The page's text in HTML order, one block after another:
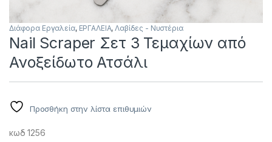
Διάφορα Εργαλεία, ΕΡΓΑΛΕΙΑ,Λαβίδες - Νυστέρια
Nail Scraper Σετ 3 Τεμαχίων από
Ανοξείδωτο Ατσάλι
Προσθήκη στην λίστα επιθυμιών
κωδ 1256